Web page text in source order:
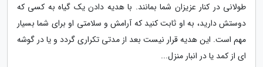
طولانی در کنار عزیزان شما بمانند. با هدیه دادن یک گیاه به کسی که
دوستش دارید، به او ثابت کنید که آرامش و سلامتی او برای شما بسیار
مهم است. این هدیه قرار نیست بعد از مدتی تکراری گردد و یا در گوشه
ای از کمد یا در انبار منزل...